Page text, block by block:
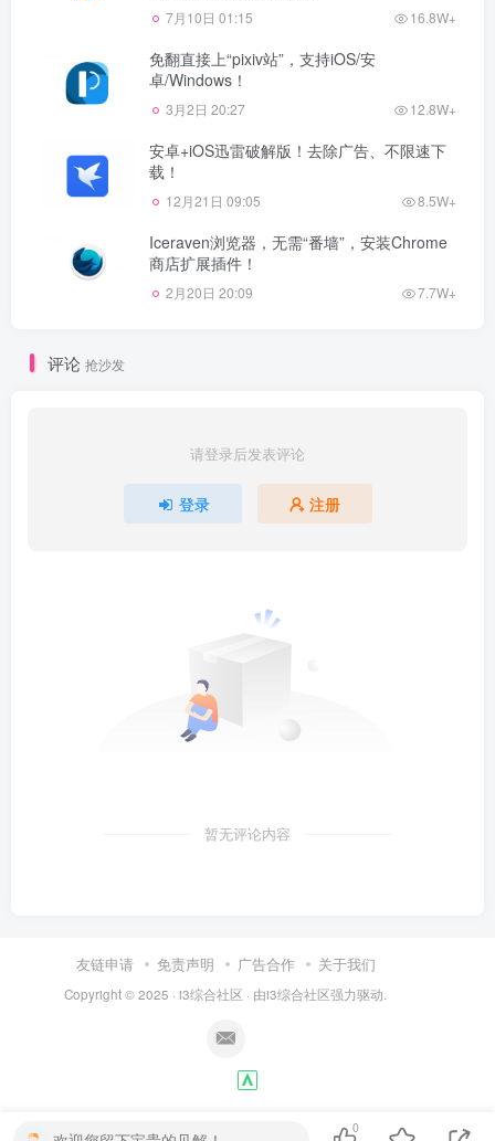
7月10日 01:15 16.8W+
免翻直接上“pixiv站”，支持iOS/安
卓/Windows！
3月2日 20:27 12.8W+
安卓+iOS迅雷破解版！去除广告、不限速下
载！
12月21日 09:05 8.5W+
Iceraven浏览器，无需“番墙”，安装Chrome
商店扩展插件！
2月20日 20:09 7.7W+
评论 抢沙发
请登录后发表评论
登录 注册
暂无评论内容
友链申请 免责声明 广告合作 关于我们
Copyright © 2025 · i3综合社区 · 由i3综合社区强力驱动.
0